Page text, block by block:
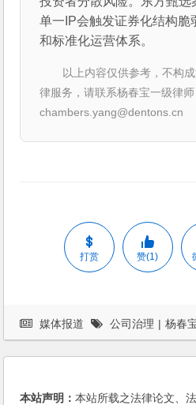
单一IP会触发证券化结构脆
和标准化运营体系。
以上内容仅供参考，不构
律服务，请联系杨春宝一级律师
chambers.yang@dentons.cn
打赏 赞(1)
媒体报道 公司治理 | 杨春
本站声明：本站所载之法律论文、